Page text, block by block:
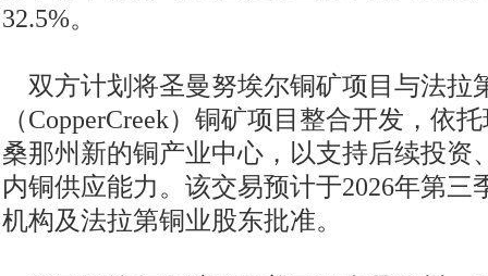
32.5%。
双方计划将圣曼努埃尔铜矿项目与法拉
（CopperCreek）铜矿项目整合开发，依
桑那州新的铜产业中心，以支持后续投资
内铜供应能力。该交易预计于2026年第三
机构及法拉第铜业股东批准。